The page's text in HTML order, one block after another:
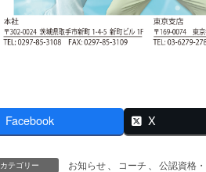
Facebook X
カテゴリー お知らせ コーチ 公認資格